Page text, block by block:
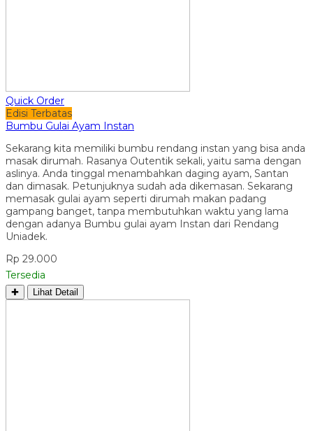
Quick Order
Edisi Terbatas
Bumbu Gulai Ayam Instan
Sekarang kita memiliki bumbu rendang instan yang bisa anda
masak dirumah. Rasanya Outentik sekali, yaitu sama dengan
aslinya. Anda tinggal menambahkan daging ayam, Santan
dan dimasak. Petunjuknya sudah ada dikemasan. Sekarang
memasak gulai ayam seperti dirumah makan padang
gampang banget, tanpa membutuhkan waktu yang lama
dengan adanya Bumbu gulai ayam Instan dari Rendang
Uniadek.
Rp 29.000
Tersedia
✚ Lihat Detail